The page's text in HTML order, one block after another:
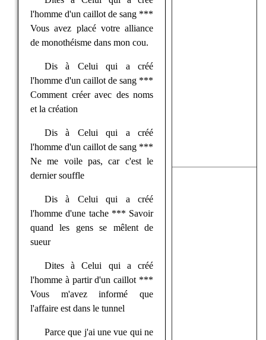
l'homme d'un caillot de sang ***
Vous avez placé votre alliance
de monothéisme dans mon cou.
Dis à Celui qui a créé
l'homme d'un caillot de sang ***
Comment créer avec des noms
et la création
Dis à Celui qui a créé
l'homme d'un caillot de sang ***
Ne me voile pas, car c'est le
dernier souffle
Dis à Celui qui a créé
l'homme d'une tache *** Savoir
quand les gens se mêlent de
sueur
Dites à Celui qui a créé
l'homme à partir d'un caillot ***
Vous m'avez informé que
l'affaire est dans le tunnel
Parce que j'ai une vue qui ne